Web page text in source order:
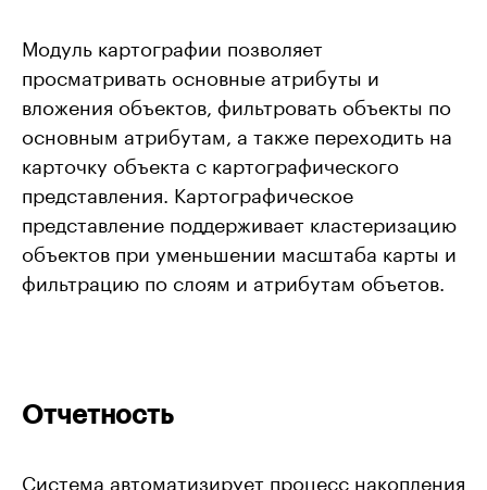
Модуль картографии позволяет
просматривать основные атрибуты и
вложения объектов, фильтровать объекты по
основным атрибутам, а также переходить на
карточку объекта с картографического
представления. Картографическое
представление поддерживает кластеризацию
объектов при уменьшении масштаба карты и
фильтрацию по слоям и атрибутам объетов.
Отчетность
Система автоматизирует процесс накопления